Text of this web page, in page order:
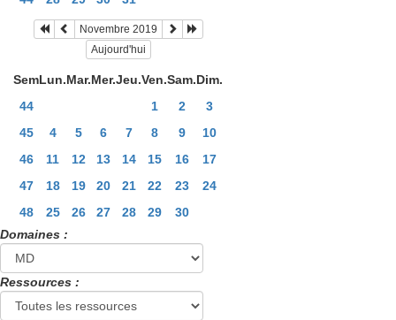
Novembre 2019
Aujourd'hui
SemLun.Mar.Mer.Jeu.Ven.Sam.Dim.
44
1 2
3
45
4 5 6 7 8 9
10
46
11 12 13 14 15 16
17
47
18 19 20 21 22 23
24
48
25 26 27 28 29
30
Domaines :
Ressources :